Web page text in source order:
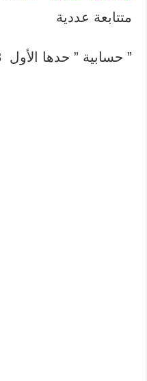
متتابعة عددية
” حسابية ” حدها الأول 3 وأساسها ( 2+ )